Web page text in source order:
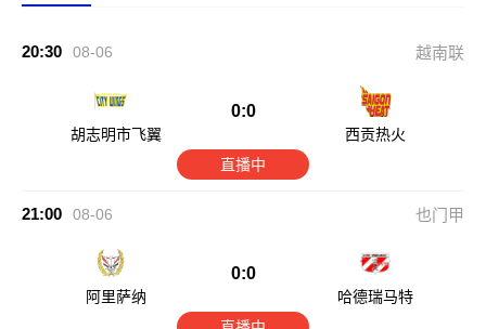
20:30 08-06 越南联
胡志明市飞翼
0:0
西贡热火
直播中
21:00 08-06 也门甲
阿里萨纳
0:0
哈德瑞马特